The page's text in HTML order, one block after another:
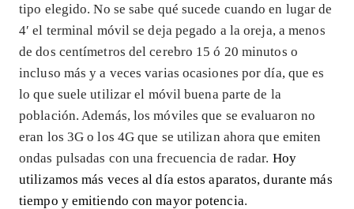
tipo elegido. No se sabe qué sucede cuando en lugar de
4′ el terminal móvil se deja pegado a la oreja, a menos
de dos centímetros del cerebro 15 ó 20 minutos o
incluso más y a veces varias ocasiones por día, que es
lo que suele utilizar el móvil buena parte de la
población. Además, los móviles que se evaluaron no
eran los 3G o los 4G que se utilizan ahora que emiten
ondas pulsadas con una frecuencia de radar. Hoy
utilizamos más veces al día estos aparatos, durante más
tiempo y emitiendo con mayor potencia.